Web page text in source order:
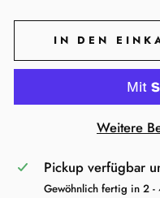
IN DEN
Weitere
Pickup verfügbar
Gewöhnlich fertig in 2 -